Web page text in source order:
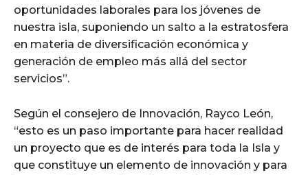
oportunidades laborales para los jóvenes de
nuestra isla, suponiendo un salto a la estratosfera
en materia de diversificación económica y
generación de empleo más allá del sector
servicios”.
Según el consejero de Innovación, Rayco León,
“esto es un paso importante para hacer realidad
un proyecto que es de interés para toda la Isla y
que constituye un elemento de innovación y para